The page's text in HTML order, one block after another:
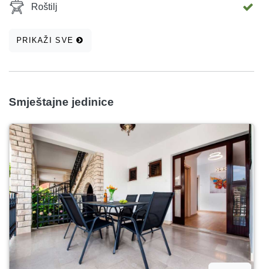
Roštilj
PRIKAŽI SVE
Smještajne jedinice